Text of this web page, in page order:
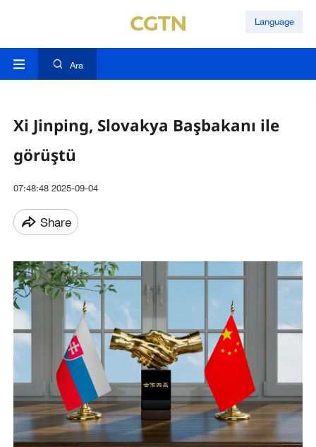
Language
Ara
Xi Jinping, Slovakya Başbakanı ile
görüştü
07:48:48 2025-09-04
Share